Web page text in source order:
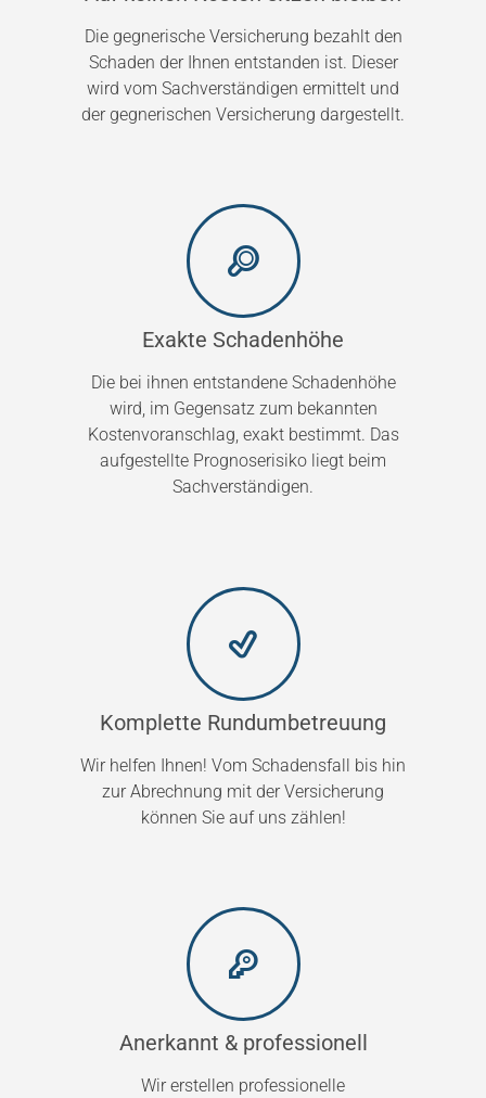
Die gegnerische Versicherung bezahlt den
Schaden der Ihnen entstanden ist. Dieser
wird vom Sachverständigen ermittelt und
der gegnerischen Versicherung dargestellt.
Exakte Schadenhöhe
Die bei ihnen entstandene Schadenhöhe
wird, im Gegensatz zum bekannten
Kostenvoranschlag, exakt bestimmt. Das
aufgestellte Prognoserisiko liegt beim
Sachverständigen.
Komplette Rundumbetreuung
Wir helfen Ihnen! Vom Schadensfall bis hin
zur Abrechnung mit der Versicherung
können Sie auf uns zählen!
Anerkannt & professionell
Wir erstellen professionelle